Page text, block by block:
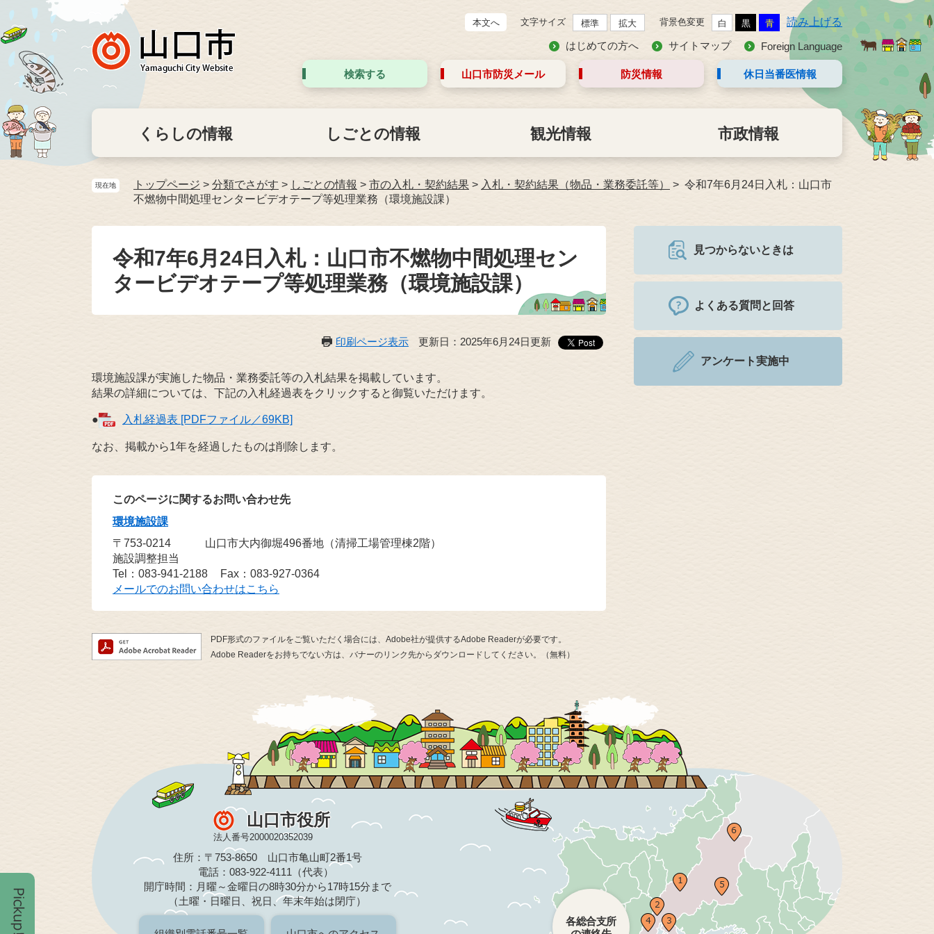
本文へ 文字サイズ 標準 拡大 背景色変更 白 黒 青 読み上げる
はじめての方へ サイトマップ Foreign Language
検索する 山口市防災 メール 防災情報 休日当番医情報
くらしの情報 しごとの情報 観光情報 市政情報
現在地 トップページ > 分類でさがす > しごとの情報 > 市の入札・契約結果 > 入札・契約結果（物品・業務委託等）
令和7年6月24日入札：山口市
不燃物中間処理センタービデオテープ等処理業務（環境施設課）
令和7年6月24日入札：山口市不燃物中間処理セン
タービデオテープ等処理業務（環境施設課）
印刷ページ表示 更新日：2025年6月24日更新
環境施設課が実施した物品・業務委託等の入札結果を掲載しています。
結果の詳細については、下記の入札経過表をクリックすると御覧いただけます。
● 入札経過表 [PDFファイル／69KB]
なお、掲載から1年を経過したものは削除します。
このページに関するお問い合わせ先
環境施設課
〒753-0214
山口市大内御堀496番地（清掃工場管理棟2階）
施設調整担当
Tel：083-941-2188
Fax：083-927-0364
メールでのお問い合わせはこちら
PDF形式のファイルをご覧いただく場合には、Adobe社が提供するAdobe Readerが必要です。
Adobe Readerをお持ちでない方は、バナーのリンク先からダウンロードしてください。（無料）
見つからないときは
よくある質問と回答
アンケート実施中
山口市役所
法人番号2000020352039
住所：〒753-8650 山口市亀山町2番1号
電話：083-922-4111（代表）
開庁時間：月曜～金曜日の8時30分から17時15分まで
（土曜・日曜日、祝日、年末年始は閉庁）
各総合支所